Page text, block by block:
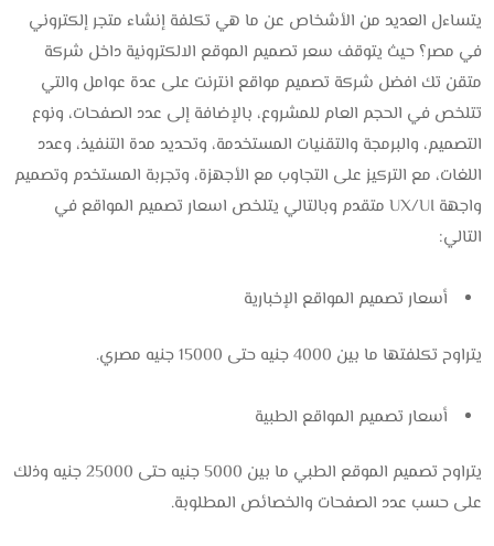
يتساءل العديد من الأشخاص عن ما هي تكلفة إنشاء متجر إلكتروني
في مصر؟ حيث يتوقف سعر تصميم الموقع الالكترونية داخل شركة
متقن تك افضل شركة تصميم مواقع انترنت على عدة عوامل والتي
تتلخص في الحجم العام للمشروع، بالإضافة إلى عدد الصفحات، ونوع
التصميم، والبرمجة والتقنيات المستخدمة، وتحديد مدة التنفيذ، وعدد
اللغات، مع التركيز على التجاوب مع الأجهزة، وتجربة المستخدم وتصميم
واجهة UX/UI متقدم وبالتالي يتلخص اسعار تصميم المواقع في
التالي:
أسعار تصميم المواقع الإخبارية
يتراوح تكلفتها ما بين 4000 جنيه حتى 15000 جنيه مصري.
أسعار تصميم المواقع الطبية
يتراوح تصميم الموقع الطبي ما بين 5000 جنيه حتى 25000 جنيه وذلك
على حسب عدد الصفحات والخصائص المطلوبة.